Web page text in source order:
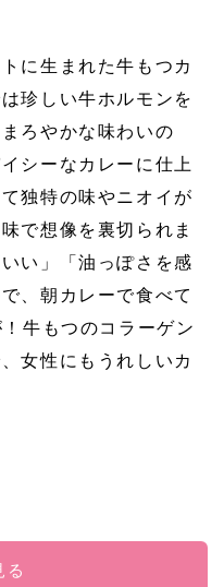
に生まれた牛もつカ
珍しい牛ホルモンを
ろやかな味わいの
シーなカレーに仕上
独特の味やニオイが
で想像を裏切られま
い」「油っぽさを感
、朝カレーで食べて
牛もつのコラーゲン
女性にもうれしいカ
る